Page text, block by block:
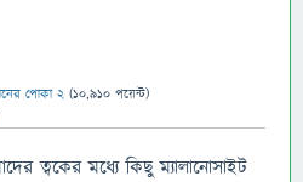
পোকা 2 (10,910 পয়েন্ট)
ত্বকের মধ্যে কিছু ম্যালানোসাইট